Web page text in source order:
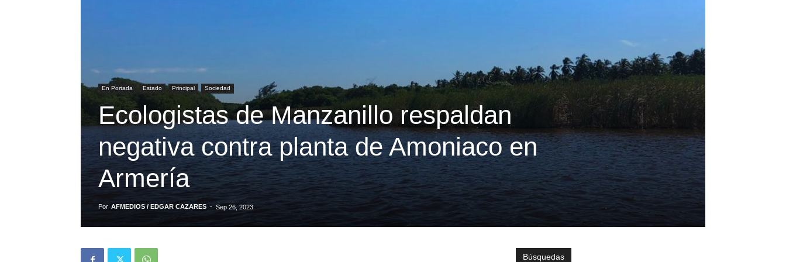
En Portada Estado Principal Sociedad
Ecologistas de Manzanillo respaldan
negativa contra planta de Amoniaco en
Armería
Por AFMEDIOS / EDGAR CAZARES - Sep 26, 2023
Búsquedas